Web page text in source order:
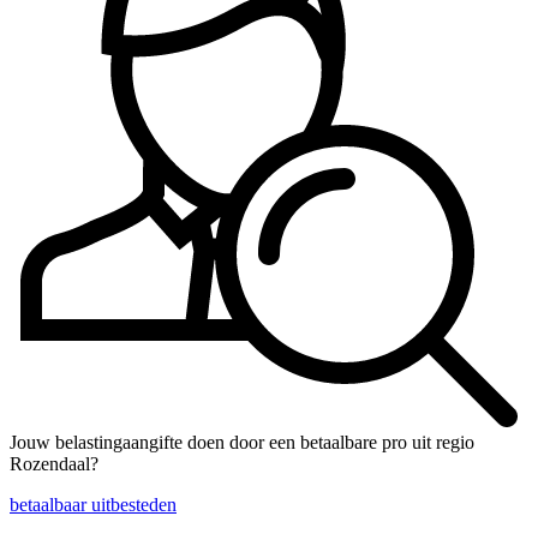
Jouw belastingaangifte doen door een betaalbare pro uit regio
Rozendaal?
betaalbaar uitbesteden